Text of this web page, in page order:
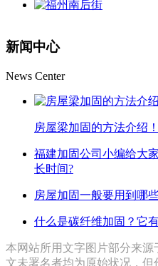
新闻中心
News Center
房屋梁加固的方法介绍！
福建加固公司小编给大
长时间?
房屋加固一般要用到哪
什么是碳纤维加固？它
本网站所用文字图片部分来
文未署名者均为原始状况，